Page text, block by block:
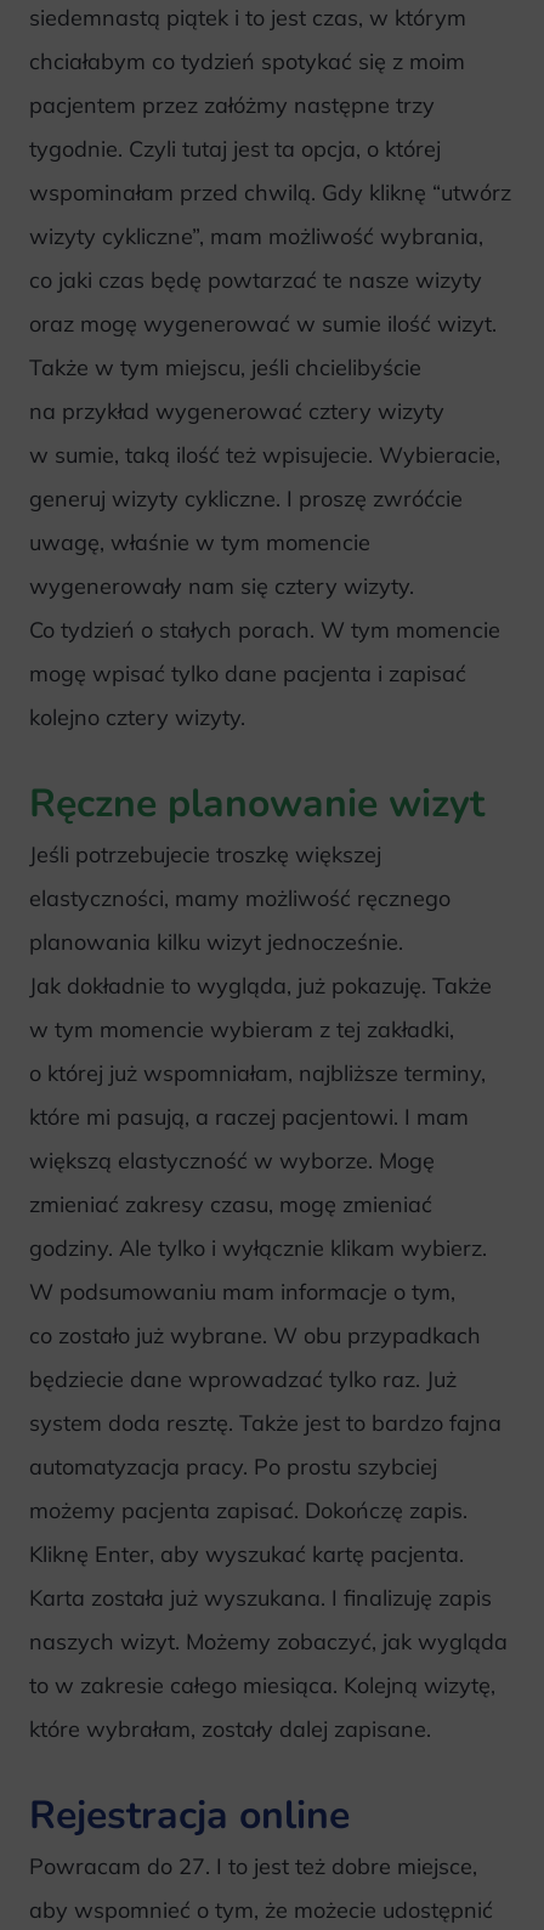
siedemnastą piątek i to jest czas, w którym
chciałabym co tydzień spotykać się z moim
pacjentem przez załóżmy następne trzy
tygodnie. Czyli tutaj jest ta opcja, o której
wspominałam przed chwilą. Gdy kliknę “utwórz
wizyty cykliczne”, mam możliwość wybrania,
co jaki czas będę powtarzać te nasze wizyty
oraz mogę wygenerować w sumie ilość wizyt.
Także w tym miejscu, jeśli chcielibyście
na przykład wygenerować cztery wizyty
w sumie, taką ilość też wpisujecie. Wybieracie,
generuj wizyty cykliczne. I proszę zwróćcie
uwagę, właśnie w tym momencie
wygenerowały nam się cztery wizyty.
Co tydzień o stałych porach. W tym momencie
mogę wpisać tylko dane pacjenta i zapisać
kolejno cztery wizyty.
Ręczne planowanie wizyt
Jeśli potrzebujecie troszkę większej
elastyczności, mamy możliwość ręcznego
planowania kilku wizyt jednocześnie.
Jak dokładnie to wygląda, już pokazuję. Także
w tym momencie wybieram z tej zakładki,
o której już wspomniałam, najbliższe terminy,
które mi pasują, a raczej pacjentowi. I mam
większą elastyczność w wyborze. Mogę
zmieniać zakresy czasu, mogę zmieniać
godziny. Ale tylko i wyłącznie klikam wybierz.
W podsumowaniu mam informacje o tym,
co zostało już wybrane. W obu przypadkach
będziecie dane wprowadzać tylko raz. Już
system doda resztę. Także jest to bardzo fajna
automatyzacja pracy. Po prostu szybciej
możemy pacjenta zapisać. Dokończę zapis.
Kliknę Enter, aby wyszukać kartę pacjenta.
Karta została już wyszukana. I finalizuję zapis
naszych wizyt. Możemy zobaczyć, jak wygląda
to w zakresie całego miesiąca. Kolejną wizytę,
które wybrałam, zostały dalej zapisane.
Rejestracja online
Powracam do 27. I to jest też dobre miejsce,
aby wspomnieć o tym, że możecie udostępnić